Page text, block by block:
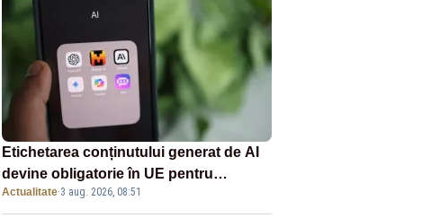
Etichetarea conținutului generat de AI
devine obligatorie în UE pentru
companii
Actualitate·3 aug. 2026, 08:51